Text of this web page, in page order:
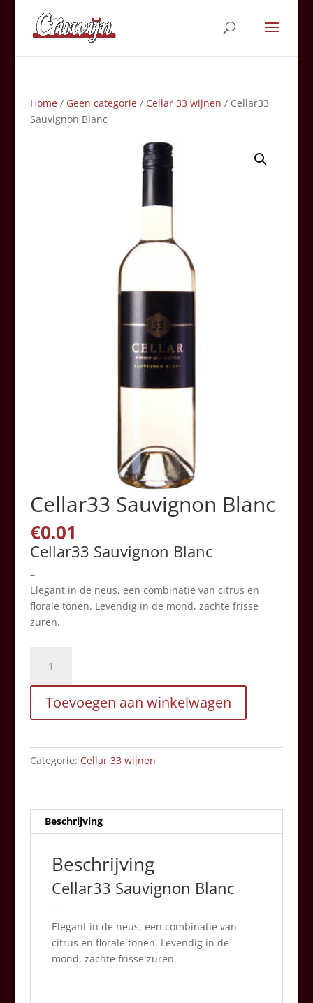
Home/ Geen categorie/ Cellar 33 wijnen / Cellar33
Sauvignon Blanc
Cellar33 Sauvignon Blanc
€0.01
Cellar33 Sauvignon Blanc
–
Elegant in de neus, een combinatie van citrus en
florale tonen. Levendig in de mond, zachte frisse
zuren.
Sauvignon
Blanc
aantal
Toevoegen aan winkelwagen
Categorie: Cellar 33 wijnen
Beschrijving
Beschrijving
Cellar33 Sauvignon Blanc
–
Elegant in de neus, een combinatie van
citrus en florale tonen. Levendig in de
mond, zachte frisse zuren.